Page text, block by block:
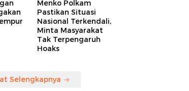
Menko Polkam
Pastikan Situasi
Nasional Terkendali,
Minta Masyarakat
Tak Terpengaruh
Hoaks
Selengkapnya